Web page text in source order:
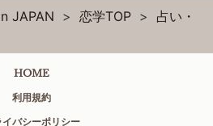
JAPAN 恋学TOP
占い・
HOME
利用規約
イバシーポリシー